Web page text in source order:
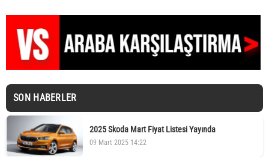
SON HABERLER
2025 Skoda Mart Fiyat Listesi Yayında
09 Mart 2025 14:22